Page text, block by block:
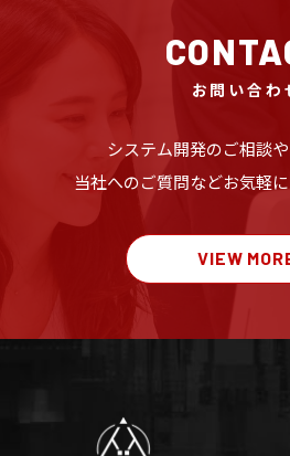
お問い合わ
システム開発のご相談や
当社へのご質問などお気軽
VIEW